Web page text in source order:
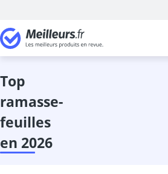
Meilleurs
top
ramasse-
feuilles
en 2026